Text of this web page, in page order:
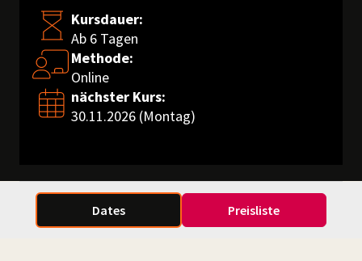
Kursdauer:
Ab 6 Tagen
Methode:
Online
nächster Kurs:
30.11.2026 (Montag)
Dates Preisliste